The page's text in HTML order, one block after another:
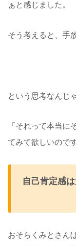
ぁと感じました。
そう考えると、手
という思考なんじ
「それって本当に
てみて欲しいのです
自己肯定感
おそらくみとさん